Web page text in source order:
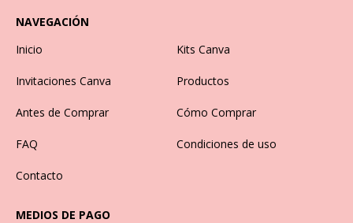
NAVEGACIÓN
Inicio
Kits Canva
Invitaciones Canva Productos
Antes de Comprar Cómo Comprar
FAQ Condiciones de uso
Contacto
MEDIOS DE PAGO